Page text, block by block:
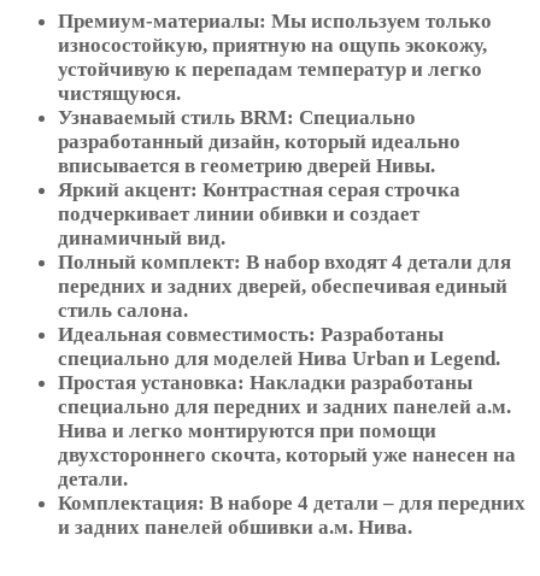
Премиум-материалы: Мы используем только
износостойкую, приятную на ощупь экокожу,
устойчивую к перепадам температур и легко
чистящуюся.
Узнаваемый стиль BRM: Специально
разработанный дизайн, который идеально
вписывается в геометрию дверей Нивы.
Яркий акцент: Контрастная серая строчка
подчеркивает линии обивки и создает
динамичный вид.
Полный комплект: В набор входят 4 детали для
передних и задних дверей, обеспечивая единый
стиль салона.
Идеальная совместимость: Разработаны
специально для моделей Нива Urban и Legend.
Простая установка: Накладки разработаны
специально для передних и задних панелей а.м.
Нива и легко монтируются при помощи
двухстороннего скочта, который уже нанесен на
детали.
Комплектация: В наборе 4 детали – для передних
и задних панелей обшивки а.м. Нива.